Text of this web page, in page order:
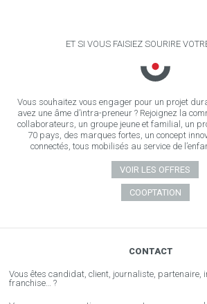
ET SI VOUS FAISIEZ SOURIRE
Vous souhaitez vous engager pour un projet
avez une âme d’intra-preneur ? Rejoignez la
collaborateurs, un groupe jeune et familial, un
70 pays, des marques fortes, un concept
connectés, tous mobilisés au service de
VOIR LES OFFRES
COOPTATION
CONTACT
Vous êtes candidat, client, journaliste, partenaire,
franchise… ?